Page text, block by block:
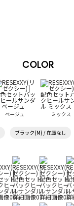
COLOR
ベージュ ミックス
ブラック(M) / 在庫なし